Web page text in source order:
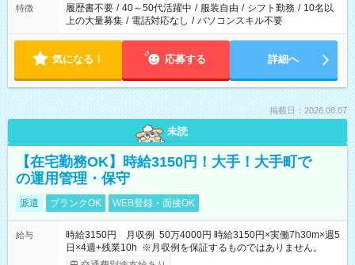
特徴 履歴書不要 / 40～50代活躍中 / 服装自由 / シフト勤務 / 10名以
上の大量募集 / 電話対応なし / パソコンスキル不要
気になる！ 応募する 詳細へ
掲載日：2026.08.07
未読
【在宅勤務OK】時給3150円！大手！大手町で
の運用管理・保守
派遣 ブランクOK WEB登録・面接OK
給与
時給3150円 月収例 50万4000円 時給3150円×実働7h30m×週5
日×4週+残業10h ※月収例を保証するものではありません。